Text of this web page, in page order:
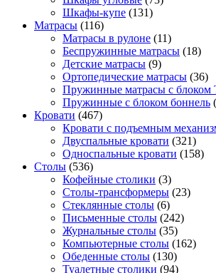
Шкафы-купе (131)
Матрасы (116)
Матрасы в рулоне (11)
Беспружинные матрасы (18)
Детские матрасы (9)
Ортопедические матрасы (36)
Пружинные матрасы с блоком
Пружинные с блоком боннель
Кровати (467)
Кровати с подъемным
Двуспальные кровати (321)
Односпальные кровати (158)
Столы (536)
Кофейные столики (3)
Столы-трансформеры (23)
Стеклянные столы (6)
Письменные столы (242)
Журнальные столы (35)
Компьютерные столы (162)
Обеденные столы (130)
Туалетные столики (94)